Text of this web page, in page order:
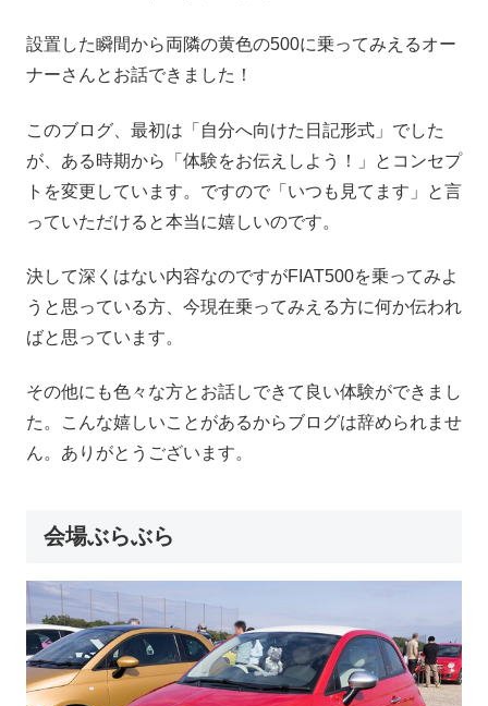
設置した瞬間から両隣の黄色の500に乗ってみえるオー
ナーさんとお話できました！
このブログ、最初は「自分へ向けた日記形式」でした
が、ある時期から「体験をお伝えしよう！」とコンセプ
トを変更しています。ですので「いつも見てます」と言
っていただけると本当に嬉しいのです。
決して深くはない内容なのですがFIAT500を乗ってみよ
うと思っている方、今現在乗ってみえる方に何か伝われ
ばと思っています。
その他にも色々な方とお話しできて良い体験ができまし
た。こんな嬉しいことがあるからブログは辞められませ
ん。ありがとうございます。
会場ぶらぶら